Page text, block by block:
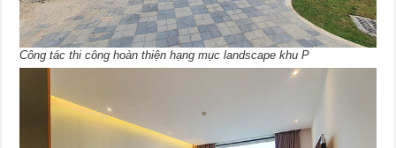
Công tác thi công hoàn thiện hạng mục landscape khu P